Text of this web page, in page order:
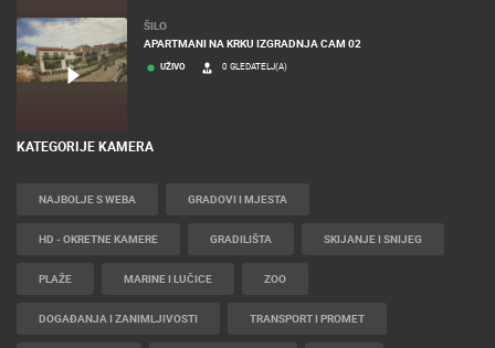
ŠILO
APARTMANI NA KRKU IZGRADNJA CAM 02
UŽIVO 0 GLEDATELJ(A)
KATEGORIJE KAMERA
NAJBOLJE S WEBA GRADOVI I MJESTA
HD - OKRETNE KAMERE GRADILIŠTA SKIJANJE I SNIJEG
PLAŽE MARINE I LUČICE ZOO
DOGAĐANJA I ZANIMLJIVOSTI TRANSPORT I PROMET